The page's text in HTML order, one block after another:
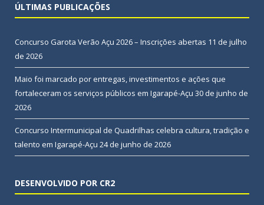
ÚLTIMAS PUBLICAÇÕES
Concurso Garota Verão Açu 2026 – Inscrições abertas 11 de julho
de 2026
Maio foi marcado por entregas, investimentos e ações que
fortaleceram os serviços públicos em Igarapé-Açu 30 de junho de
2026
Concurso Intermunicipal de Quadrilhas celebra cultura, tradição e
talento em Igarapé-Açu 24 de junho de 2026
DESENVOLVIDO POR CR2